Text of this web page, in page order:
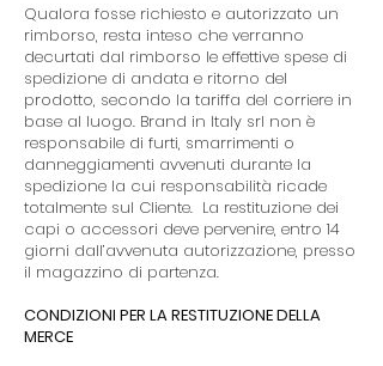
Qualora fosse richiesto e autorizzato un
rimborso, resta inteso che verranno
decurtati dal rimborso le effettive spese di
spedizione di andata e ritorno del
prodotto, secondo la tariffa del corriere in
base al luogo. Brand in Italy srl non è
responsabile di furti, smarrimenti o
danneggiamenti avvenuti durante la
spedizione la cui responsabilità ricade
totalmente sul Cliente. La restituzione dei
capi o accessori deve pervenire, entro 14
giorni dall’avvenuta autorizzazione, presso
il magazzino di partenza.
CONDIZIONI PER LA RESTITUZIONE DELLA
MERCE